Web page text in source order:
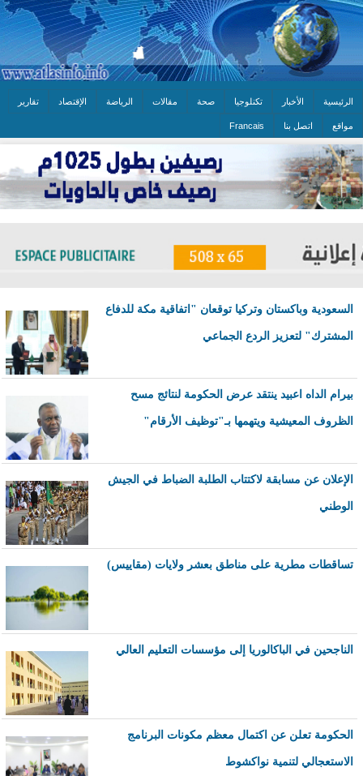
الرئيسية الأخبار تكنلوجيا صحة مقالات الرياضة الإقتصاد تقارير
مواقع اتصل بنا Francais
السعودية وباكستان وتركيا توقعان "اتفاقية مكة للدفاع
المشترك" لتعزيز الردع الجماعي
بيرام الداه اعبيد ينتقد عرض الحكومة لنتائج مسح
الظروف المعيشية ويتهمها بـ"توظيف الأرقام"
الإعلان عن مسابقة لاكتتاب الطلبة الضباط في الجيش
الوطني
تساقطات مطرية على مناطق بعشر ولايات (مقاييس)
الناجحين في الباكالوريا إلى مؤسسات التعليم العالي
الحكومة تعلن عن اكتمال معظم مكونات البرنامج
الاستعجالي لتنمية نواكشوط